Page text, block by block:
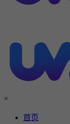
×
首页